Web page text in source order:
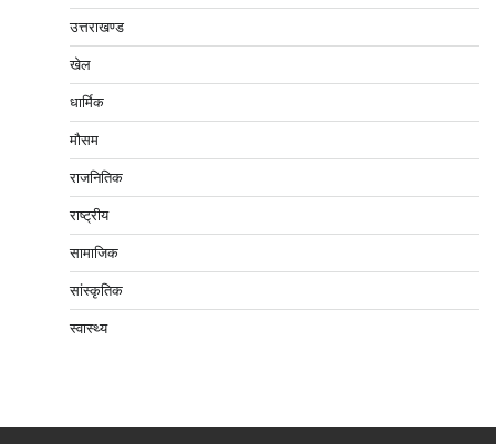
उत्तराखण्ड
खेल
धार्मिक
मौसम
राजनितिक
राष्ट्रीय
सामाजिक
सांस्कृतिक
स्वास्थ्य